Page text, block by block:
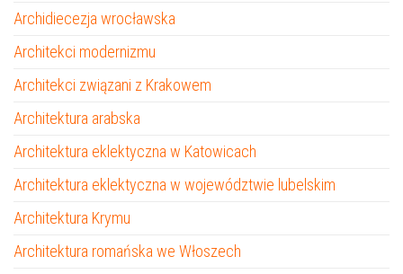
Archidiecezja wrocławska
Architekci modernizmu
Architekci związani z Krakowem
Architektura arabska
Architektura eklektyczna w Katowicach
Architektura eklektyczna w województwie lubelskim
Architektura Krymu
Architektura romańska we Włoszech